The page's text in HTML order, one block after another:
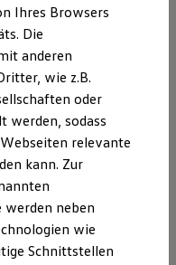
Ihres Browsers
Die
anderen
wie z.B.
oder
werden, sodass
relevante
kann. Zur
neben
wie
Schnittstellen